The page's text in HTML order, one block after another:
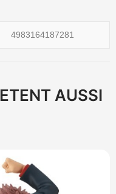
4983164187281
AUSSI